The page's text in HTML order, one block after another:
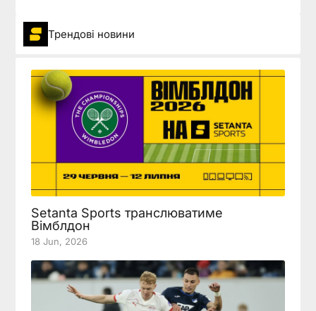
Трендові новини
Setanta Sports транслюватиме
Вімблдон
18 Jun, 2026